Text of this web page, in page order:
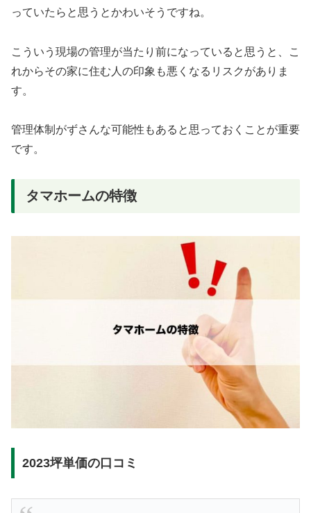
っていたらと思うとかわいそうですね。
こういう現場の管理が当たり前になっていると思うと、こ
れからその家に住む人の印象も悪くなるリスクがありま
す。
管理体制がずさんな可能性もあると思っておくことが重要
です。
タマホームの特徴
2023坪単価の口コミ